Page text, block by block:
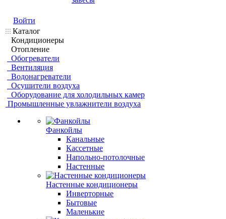
Войти
Каталог
Кондиционеры
Отопление
Обогреватели
Вентиляция
Водонагреватели
Осушители воздуха
Оборудование для холодильных камер
Промышленные увлажнители воздуха
Фанкойлы
Канальные
Кассетные
Напольно-потолочные
Настенные
Настенные кондиционеры
Инверторные
Бытовые
Маленькие